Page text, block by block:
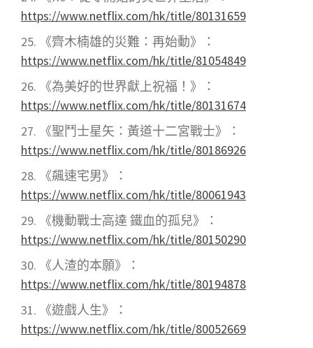
https://www.netflix.com/hk/title/80131659
《齊木楠雄的災難：再始動》：
https://www.netflix.com/hk/title/81054849
《為美好的世界獻上祝福！》：
https://www.netflix.com/hk/title/80131674
《聖鬥士星矢：黃道十二宮戰士》：
https://www.netflix.com/hk/title/80186926
《飆速宅男》：
https://www.netflix.com/hk/title/80061943
《機動戰士高達 鐵血的孤兒》：
https://www.netflix.com/hk/title/80150290
《人渣的本願》：
https://www.netflix.com/hk/title/80194878
《遊戲人生》：
https://www.netflix.com/hk/title/80052669